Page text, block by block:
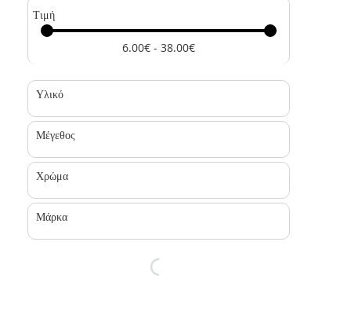
Τιμή
6.00€ - 38.00€
Υλικό
Μέγεθος
Χρώμα
Μάρκα